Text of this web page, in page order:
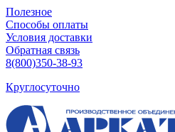
Полезное
Способы оплаты
Условия доставки
Обратная связь
8(800)350-38-93
Круглосуточно